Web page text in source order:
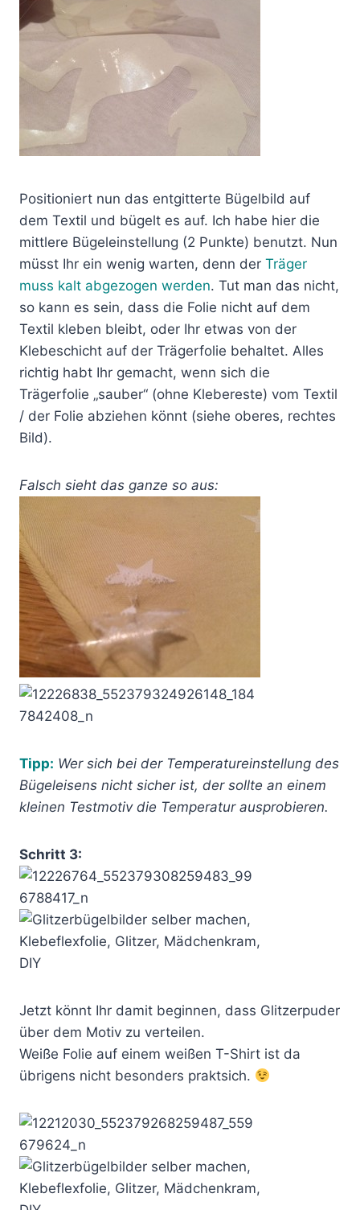
Positioniert nun das entgitterte Bügelbild auf
dem Textil und bügelt es auf. Ich habe hier die
mittlere Bügeleinstellung (2 Punkte) benutzt. Nun
müsst Ihr ein wenig warten, denn der Träger
muss kalt abgezogen werden. Tut man das nicht,
so kann es sein, dass die Folie nicht auf dem
Textil kleben bleibt, oder Ihr etwas von der
Klebeschicht auf der Trägerfolie behaltet. Alles
richtig habt Ihr gemacht, wenn sich die
Trägerfolie „sauber“ (ohne Klebereste) vom Textil
/ der Folie abziehen könnt (siehe oberes, rechtes
Bild).
Falsch sieht das ganze so aus:
Tipp: Wer sich bei der Temperatureinstellung des
Bügeleisens nicht sicher ist, der sollte an einem
kleinen Testmotiv die Temperatur ausprobieren.
Schritt 3:
Jetzt könnt Ihr damit beginnen, dass Glitzerpuder
über dem Motiv zu verteilen.
Weiße Folie auf einem weißen T-Shirt ist da
übrigens nicht besonders praktsich.